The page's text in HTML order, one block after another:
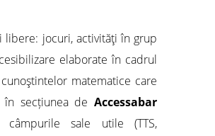
libere: jocuri, activităţi în grup
elaborate în cadrul
matematice care
secțiunea de Accessabar
sale utile (TTS,